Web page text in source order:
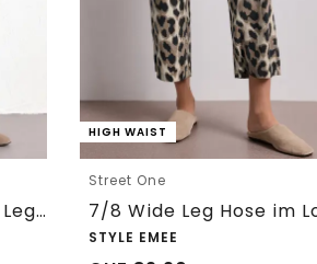
7/8 High Waist Wide Leg Jeans im Loose Fit
HIGH WAIST
Street One
STYLE EMEE